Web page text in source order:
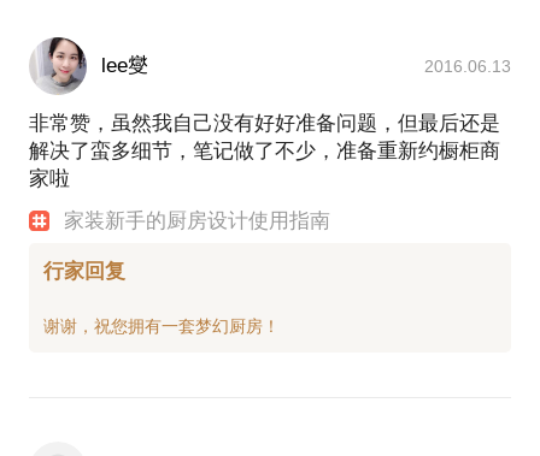
lee燮 2016.06.13
非常赞，虽然我自己没有好好准备问题，但最后还是
解决了蛮多细节，笔记做了不少，准备重新约橱柜商
家啦
家装新手的厨房设计使用指南
行家回复